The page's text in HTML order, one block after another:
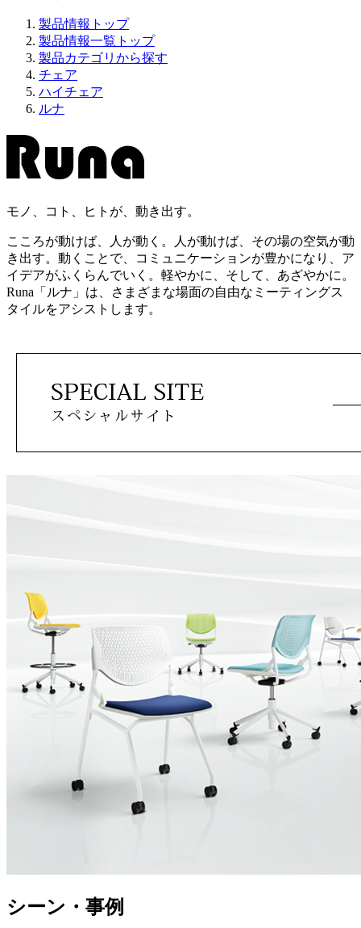
製品情報トップ
製品情報一覧トップ
製品カテゴリから探す
チェア
ハイチェア
ルナ
モノ、コト、ヒトが、動き出す。
こころが動けば、人が動く。人が動けば、その場の空気が動
き出す。動くことで、コミュニケーションが豊かになり、ア
イデアがふくらんでいく。軽やかに、そして、あざやかに。
Runa「ルナ」は、さまざまな場面の自由なミーティングス
タイルをアシストします。
シーン・事例